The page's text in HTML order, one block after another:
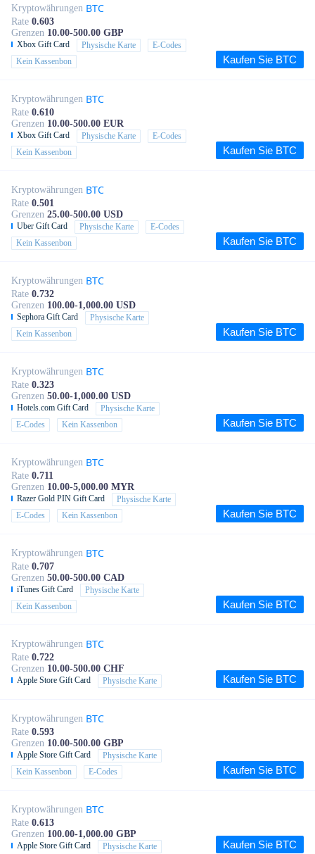
Kryptowährungen BTC
Rate 0.603
Grenzen 10.00-500.00 GBP
Xbox Gift Card Physische Karte
E-Codes
Kein Kassenbon
Kaufen Sie BTC
Kryptowährungen BTC
Rate 0.610
Grenzen 10.00-500.00 EUR
Xbox Gift Card Physische Karte
E-Codes
Kein Kassenbon
Kaufen Sie BTC
Kryptowährungen BTC
Rate 0.501
Grenzen 25.00-500.00 USD
Uber Gift Card Physische Karte
E-Codes
Kein Kassenbon
Kaufen Sie BTC
Kryptowährungen BTC
Rate 0.732
Grenzen 100.00-1,000.00 USD
Sephora Gift Card
Physische Karte
Kein Kassenbon
Kaufen Sie BTC
Kryptowährungen BTC
Rate 0.323
Grenzen 50.00-1,000.00 USD
Hotels.com Gift Card
Physische Karte
E-Codes
Kein Kassenbon Kaufen Sie BTC
Kryptowährungen BTC
Rate 0.711
Grenzen 10.00-5,000.00 MYR
Razer Gold PIN Gift Card
Physische Karte
E-Codes
Kein Kassenbon Kaufen Sie BTC
Kryptowährungen BTC
Rate 0.707
Grenzen 50.00-500.00 CAD
iTunes Gift Card
Physische Karte
Kein Kassenbon
Kaufen Sie BTC
Kryptowährungen BTC
Rate 0.722
Grenzen 10.00-500.00 CHF
Apple Store Gift Card Physische Karte Kaufen Sie BTC
Kryptowährungen BTC
Rate 0.593
Grenzen 10.00-500.00 GBP
Apple Store Gift Card
Physische Karte
Kein Kassenbon
E-Codes Kaufen Sie BTC
Kryptowährungen BTC
Rate 0.613
Grenzen 100.00-1,000.00 GBP
Apple Store Gift Card Physische Karte Kaufen Sie BTC